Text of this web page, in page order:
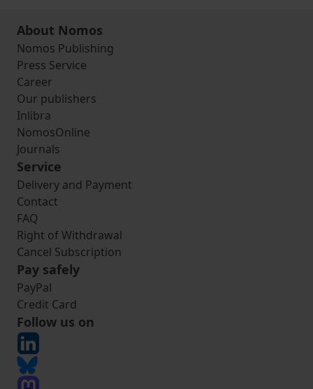
About Nomos
Nomos Publishing
Press Service
Career
Our publishers
Inlibra
NomosOnline
Journals
Service
Delivery and Payment
Contact
FAQ
Right of Withdrawal
Cancel Subscription
Pay safely
PayPal
Credit Card
Follow us on